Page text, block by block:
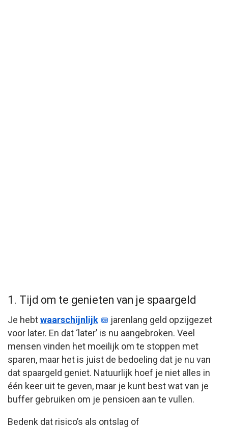
1. Tijd om te genieten van je spaargeld
Je hebtwaarschijnlijk
jarenlang geld opzijgezet
voor later. En dat ‘later’ is nu aangebroken. Veel
mensen vinden het moeilijk om te stoppen met
sparen, maar het is juist de bedoeling dat je nu van
dat spaargeld geniet. Natuurlijk hoef je niet alles in
één keer uit te geven, maar je kunt best wat van je
buffer gebruiken om je pensioen aan te vullen.
Bedenk dat risico’s als ontslag of